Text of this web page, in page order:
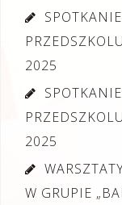
2025
2025
W GRUPIE